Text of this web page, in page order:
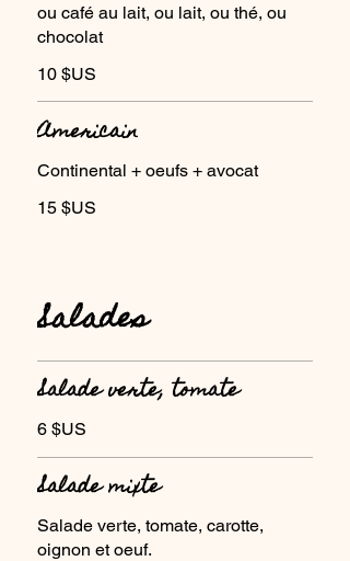
ou café au lait, ou lait, ou thé, ou
chocolat
10 $US
Americain
Continental + oeufs + avocat
15 $US
Salades
Salade verte, tomate
6 $US
Salade mixte
Salade verte, tomate, carotte,
oignon et oeuf.